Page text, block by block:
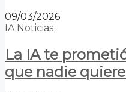
09/03/2026
IA Noticias
La IA te
que nadie